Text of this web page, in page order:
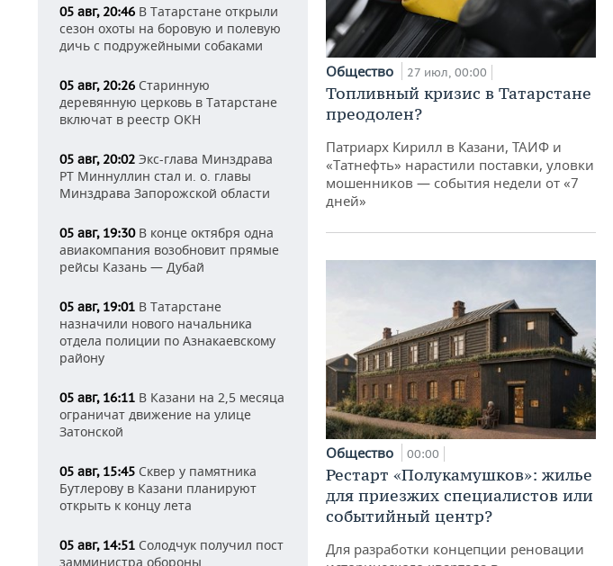
05 авг, 20:46 В Татарстане открыли
сезон охоты на боровую и полевую
дичь с подружейными собаками
05 авг, 20:26 Старинную
деревянную церковь в Татарстане
включат в реестр ОКН
05 авг, 20:02 Экс-глава Минздрава
РТ Миннуллин стал и. о. главы
Минздрава Запорожской области
05 авг, 19:30В конце октября одна
авиакомпания возобновит прямые
рейсы Казань — Дубай
05 авг, 19:01 В Татарстане
назначили нового начальника
отдела полиции по Азнакаевскому
району
05 авг, 16:11 В Казани на 2,5 месяца
ограничат движение на улице
Затонской
05 авг, 15:45 Сквер у памятника
Бутлерову в Казани планируют
открыть к концу лета
05 авг, 14:51 Солодчук получил пост
замминистра обороны
Общество 27 июл, 00:00
Топливный кризис в Татарстане
преодолен?
Патриарх Кирилл в Казани, ТАИФ и
«Татнефть» нарастили поставки, уловки
мошенников — события недели от «7
дней»
Общество 00:00
Рестарт «Полукамушков»: жилье
для приезжих специалистов или
событийный центр?
Для разработки концепции реновации